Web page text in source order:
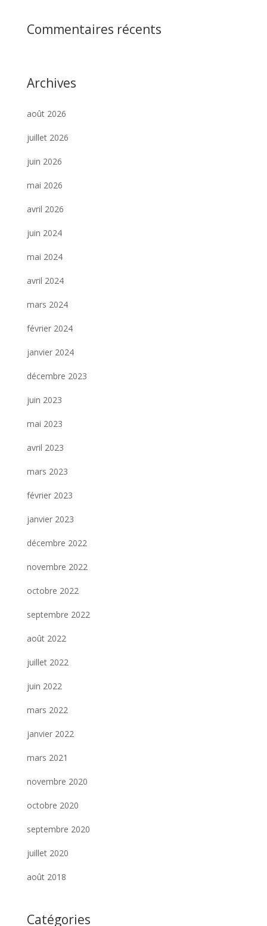
Commentaires récents
Archives
août 2026
juillet 2026
juin 2026
mai 2026
avril 2026
juin 2024
mai 2024
avril 2024
mars 2024
février 2024
janvier 2024
décembre 2023
juin 2023
mai 2023
avril 2023
mars 2023
février 2023
janvier 2023
décembre 2022
novembre 2022
octobre 2022
septembre 2022
août 2022
juillet 2022
juin 2022
mars 2022
janvier 2022
mars 2021
novembre 2020
octobre 2020
septembre 2020
juillet 2020
août 2018
Catégories